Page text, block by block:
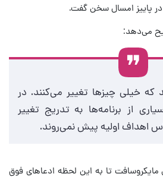
پاییز امسال سخن گفت.
می‌دهد:
که خیلی چیزها تغییر می‌کنند. در
از برنامه‌ها به تدریج تغییر
اهداف اولیه پیش نمی‌روند.
مایکروسافت تا به این لحظه ادعاهای فوق